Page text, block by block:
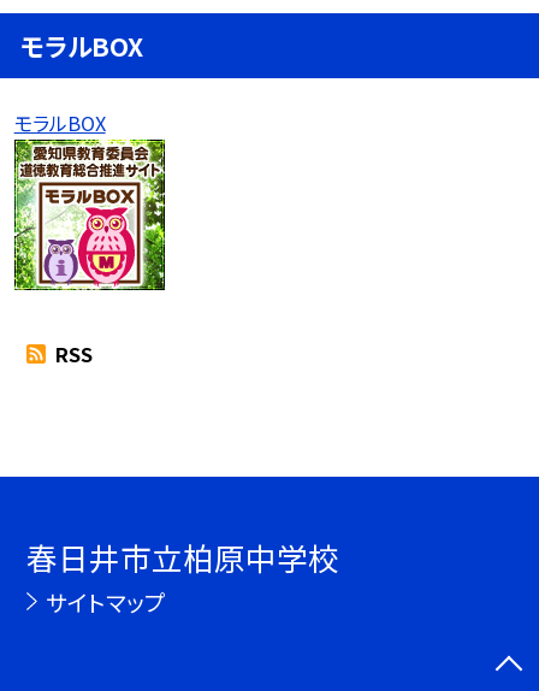
モラルBOX
モラルBOX
RSS
春日井市立柏原中学校
サイトマップ